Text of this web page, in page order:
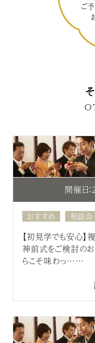
ご
開催日
おすすめ 相談会
【初見学でも安
神前式をご検討の
らこそ味わっ……